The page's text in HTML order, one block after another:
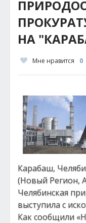
НА
Мне нравится 0
Карабаш,
(Новый Регион,
Челябинская
выступила с
Как сообщили